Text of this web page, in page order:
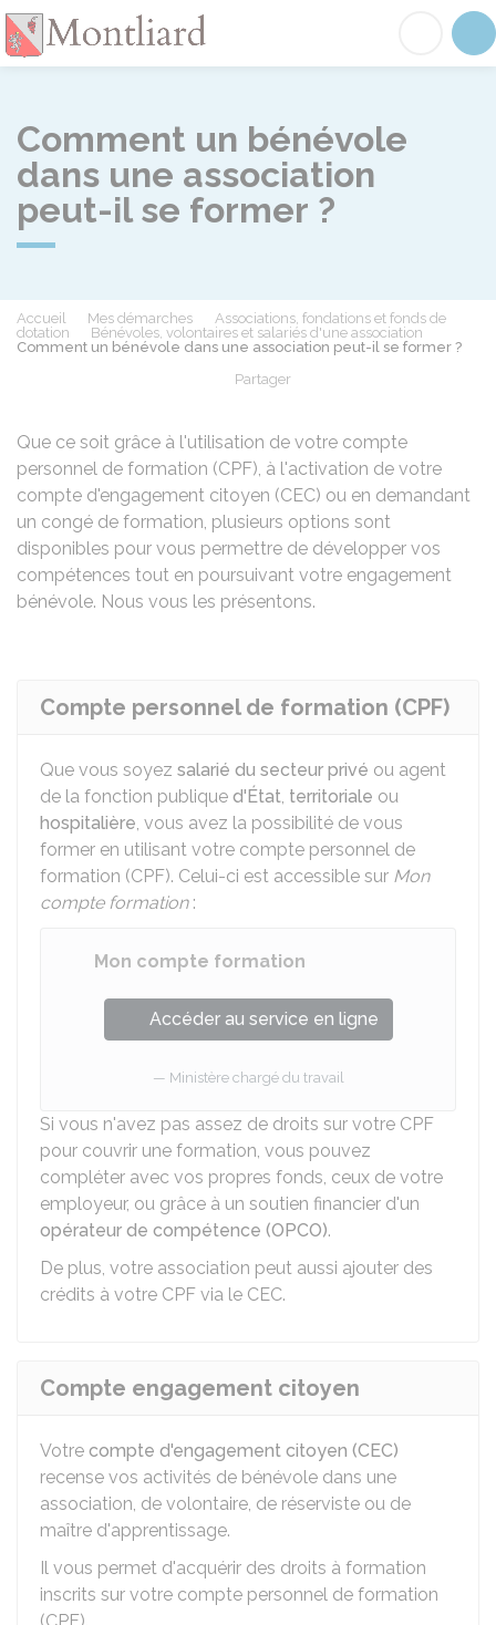
Comment un bénévole
dans une association
peut-il se former ?
Accueil Mes démarches
Associations, fondations et fonds de
dotation
Bénévoles, volontaires et salariés d'une association
Comment un bénévole dans une association peut-il se former ?
Partager
Que ce soit grâce à l'utilisation de votre compte
personnel de formation (CPF), à l'activation de votre
compte d'engagement citoyen (CEC) ou en demandant
un congé de formation, plusieurs options sont
disponibles pour vous permettre de développer vos
compétences tout en poursuivant votre engagement
bénévole. Nous vous les présentons.
Compte personnel de formation (CPF)
Que vous soyez salarié du secteur privé ou agent
de la fonction publique d'État, territoriale ou
hospitalière, vous avez la possibilité de vous
former en utilisant votre compte personnel de
formation (CPF). Celui-ci est accessible sur Mon
compte formation:
Mon compte formation
Accéder au service en ligne
Ministère chargé du travail
Si vous n'avez pas assez de droits sur votre CPF
pour couvrir une formation, vous pouvez
compléter avec vos propres fonds, ceux de votre
employeur, ou grâce à un soutien financier d'un
opérateur de compétence (OPCO).
De plus, votre association peut aussi ajouter des
crédits à votre CPF via le CEC.
Compte engagement citoyen
Votre compte d'engagement citoyen (CEC)
recense vos activités de bénévole dans une
association, de volontaire, de réserviste ou de
maître d'apprentissage.
Il vous permet d'acquérir des droits à formation
inscrits sur votre compte personnel de formation